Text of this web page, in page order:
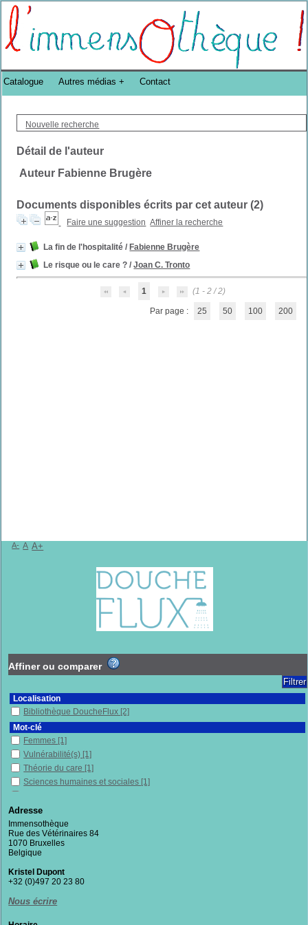
Bibliothèque DoucheFLUX Bibliotheek -->
Nouvelle recherche
Détail de l'auteur
Auteur Fabienne Brugère
Documents disponibles écrits par cet auteur (2)
Faire une suggestion Affiner la recherche
La fin de l'hospitalité / Fabienne Brugère
Le risque ou le care ? /Joan C. Tronto
1 (1 - 2 / 2)
Par page : 25 50 100 200
Catalogue Autres médias Contact
A- A A+
Affiner ou comparer
Localisation
Bibliothèque DoucheFlux [2]
Mot-clé
Femmes [1]
Vulnérabilité(s) [1]
Théorie du care [1]
Sciences humaines et sociales [1]
Politique sociale
Pays de l'Union européenne
Migration[1]
Hospitalité
Exclusion sociale
Enquête[1]
Conditions de vie
Adresse
Immensothèque
Rue des Vétérinaires 84
1070 Bruxelles
Belgique
Kristel Dupont
+32 (0)497 20 23 80
Nous écrire